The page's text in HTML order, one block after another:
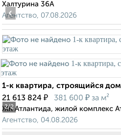
Халтурина 36А
Агентство, 07.08.2026
2/2
‹
1-к квартира, строящийся
21 613 824 ₽ 381 600 ₽ за м²
ЖК Атлантида, жилой комплекс
Агентство, 04.08.2026